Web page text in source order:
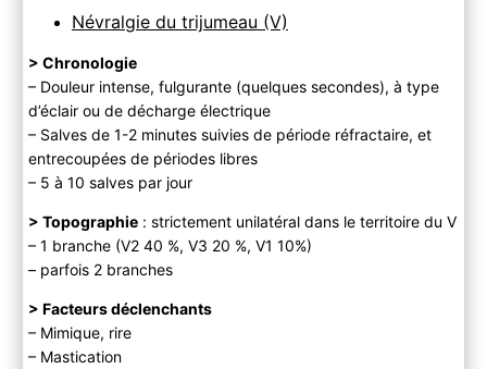
Névralgie du trijumeau (V)
> Chronologie
– Douleur intense, fulgurante (quelques secondes), à type
d’éclair ou de décharge électrique
– Salves de 1-2 minutes suivies de période réfractaire, et
entrecoupées de périodes libres
– 5 à 10 salves par jour
> Topographie: strictement unilatéral dans le territoire du V
– 1 branche (V2 40 %, V3 20 %, V1 10%)
– parfois 2 branches
> Facteurs déclenchants
– Mimique, rire
– Mastication